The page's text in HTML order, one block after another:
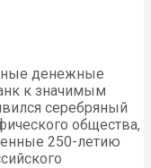
денежные
к значимым
серебряный
общества,
250-летию